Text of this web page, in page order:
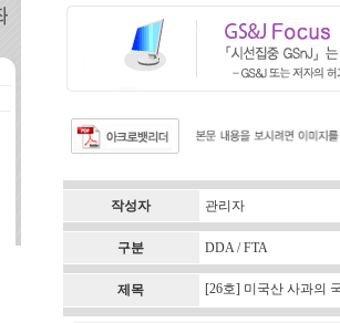
작성자 관리자
구분 DDA / FTA
제목 [26호] 미국산 사과의